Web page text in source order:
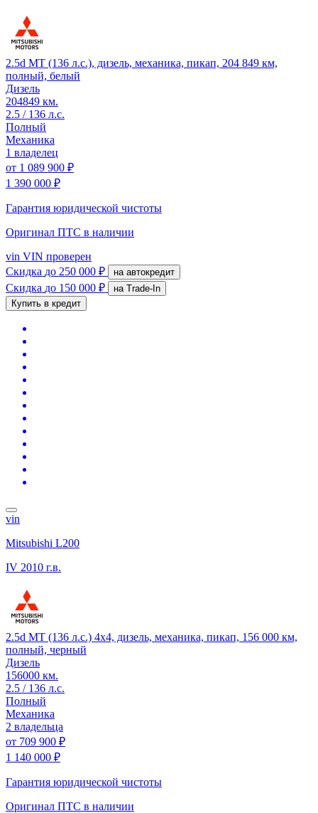
2.5d MT (136 л.с.), дизель, механика, пикап, 204 849 км,
полный, белый
Дизель
204849 км.
2.5 / 136 л.с.
Полный
Механика
1 владелец
от 1 089 900 ₽
1 390 000 ₽
Гарантия юридической чистоты
Оригинал ПТС в наличии
vin VIN проверен
Скидка до 250 000 ₽ на автокредит
Скидка до 150 000 ₽
на Trade-In
Купить в кредит
vin
Mitsubishi L200
IV 2010 г.в.
2.5d MT (136 л.с.) 4x4, дизель, механика, пикап, 156 000 км,
полный, черный
Дизель
156000 км.
2.5 / 136 л.с.
Полный
Механика
2 владельца
от 709 900 ₽
1 140 000 ₽
Гарантия юридической чистоты
Оригинал ПТС в наличии